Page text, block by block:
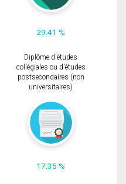
29.41 %
Diplôme d'études
collégiales ou d'études
postsecondaires (non
universitaires)
17.35 %